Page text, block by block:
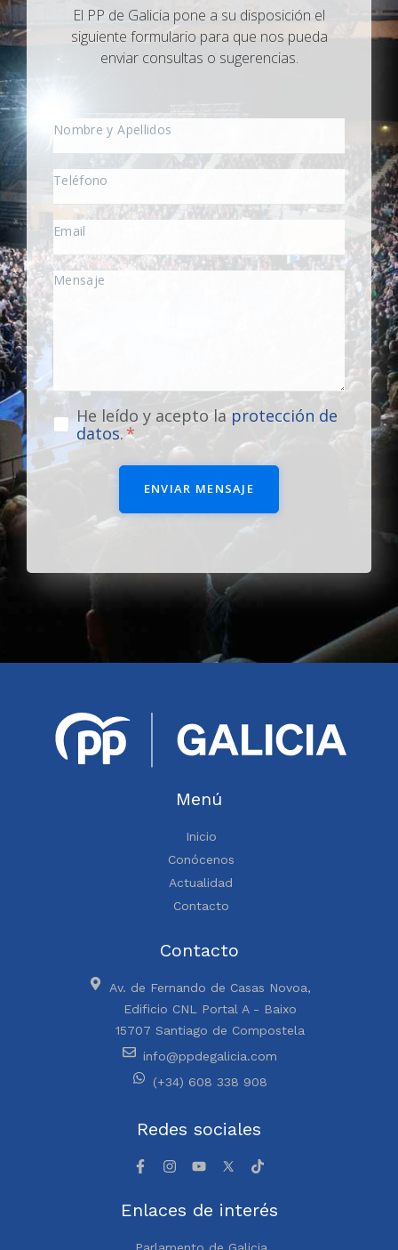
El PP de Galicia pone a su disposición el
siguiente formulario para que nos pueda
enviar consultas o sugerencias.
He leído y acepto la protección de
datos.
ENVIAR MENSAJE
Menú
Inicio
Conócenos
Actualidad
Contacto
Contacto
Av. de Fernando de Casas Novoa,
Edificio CNL Portal A - Baixo
15707 Santiago de Compostela
info@ppdegalicia.com
(+34) 608 338 908
Redes sociales
Enlaces de interés